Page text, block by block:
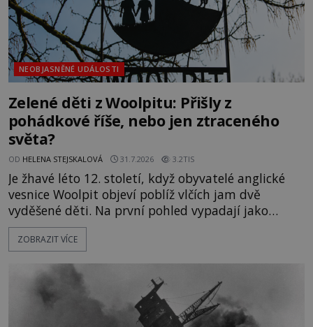
NEOBJASNĚNÉ UDÁLOSTI
Zelené děti z Woolpitu: Přišly z
pohádkové říše, nebo jen ztraceného
světa?
OD HELENA STEJSKALOVÁ 31.7.2026 3.2TIS
Je žhavé léto 12. století, když obyvatelé anglické
vesnice Woolpit objeví poblíž vlčích jam dvě
vyděšené děti. Na první pohled vypadají jako
každé jiné, až na jednu děsivou výjimku. Jejich
kůže má nazelenalý odstín, mluví
kromě syrových bobů. Příběh se rychle stává
jednou z největších záhad středověké Anglie a ani
po téměř devíti stech letech není
ZOBRAZIT VÍCE